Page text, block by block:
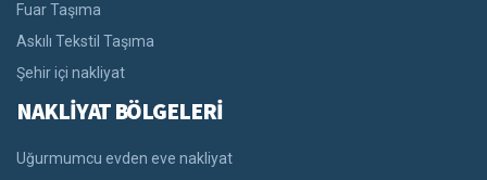
Fuar Taşıma
Askılı Tekstil Taşıma
Şehir içi nakliyat
NAKLİYAT BÖLGELERİ
Uğurmumcu evden eve nakliyat